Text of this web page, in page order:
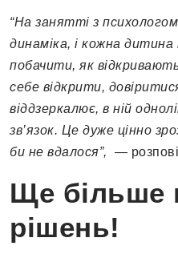
“На занятті з
динаміка, і кожна
побачити, як
себе відкрити,
віддзеркалює, в ній
зв’язок. Це дуже цінно
би не вдалося”, —
Ще більше
рішень!